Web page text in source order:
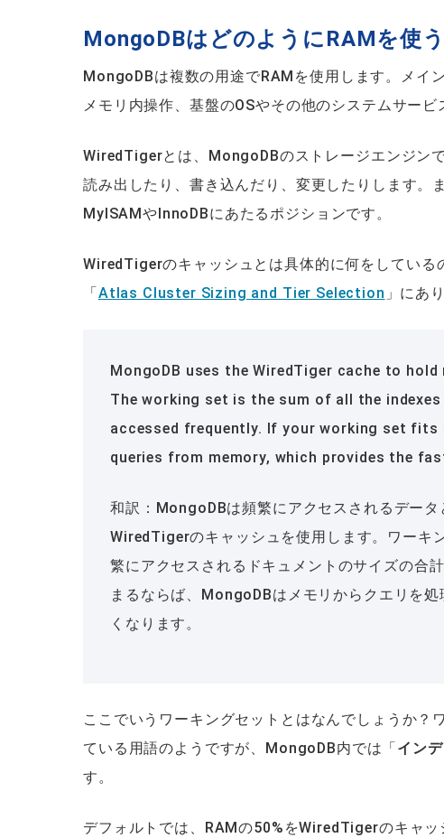
MongoDBはどのようにRAMを使
MongoDBは複数の用途でRAMを使用します。メ
メモリ内操作、基盤のOSやその他のシステムサービ
WiredTigerとは、MongoDBのストレージエンジン
読み出したり、書き込んだり、変更したりします。
MyISAMやInnoDBにあたるポジションです。
WiredTigerのキャッシュとは具体的に何をしてい
「 Atlas Cluster Sizing and Tier Selection 」にあ
MongoDB uses the WiredTiger cache to
The working set is the sum of all the
accessed frequently. If your working set fits
queries from memory, which provides the
和訳：MongoDBは頻繁にアクセスされるデー
WiredTigerのキャッシュを使用します。ワーキ
繁にアクセスされるドキュメントのサイズの合
まるならば、MongoDBはメモリからクエリを
くなります。
ここでいうワーキングセットとはなんでしょうか？
ている用語のようですが、MongoDB内では「 イン
す。
デフォルトでは、RAMの50%をWiredTigerのキャ